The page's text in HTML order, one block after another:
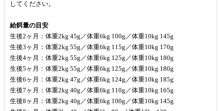
してください。
給餌量の目安
生後2ヶ月：体重2kg 45g／体重6kg 100g／体重10kg 145g
生後3ヶ月：体重2kg 55g／体重6kg 115g／体重10kg 170g
生後4ヶ月：体重2kg 55g／体重6kg 125g／体重10kg 180g
生後5ヶ月：体重2kg 55g／体重6kg 125g／体重10kg 180g
生後6ヶ月：体重2kg 47g／体重6kg 124g／体重10kg 185g
生後7ヶ月：体重2kg 40g／体重6kg 110g／体重10kg 165g
生後8ヶ月：体重2kg 40g／体重6kg 100g／体重10kg 145g